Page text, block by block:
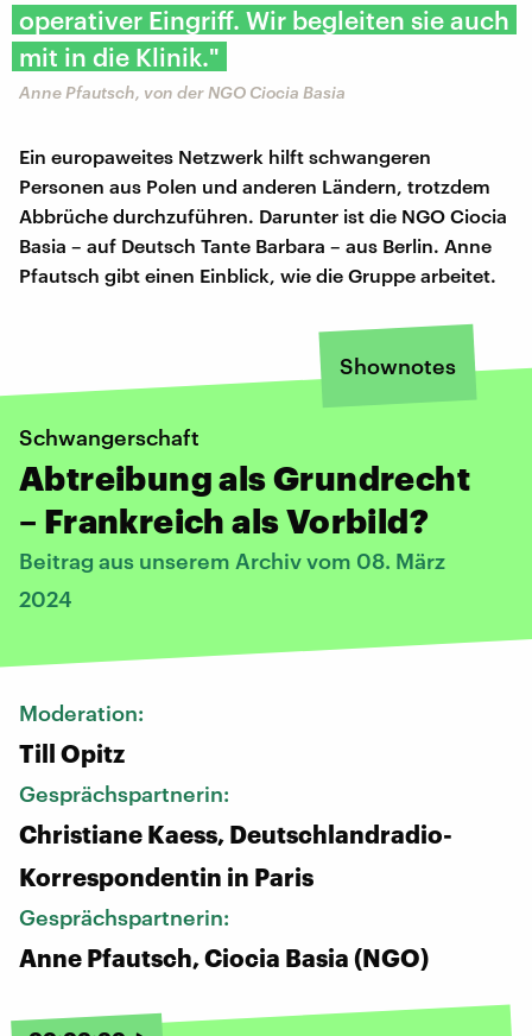
operativer Eingriff. Wir begleiten sie auch
mit in die Klinik."
Anne Pfautsch, von der NGO Ciocia Basia
Ein europaweites Netzwerk hilft schwangeren
Personen aus Polen und anderen Ländern, trotzdem
Abbrüche durchzuführen. Darunter ist die NGO Ciocia
Basia – auf Deutsch Tante Barbara – aus Berlin. Anne
Pfautsch gibt einen Einblick, wie die Gruppe arbeitet.
Shownotes
Schwangerschaft
Abtreibung als Grundrecht
– Frankreich als Vorbild?
Beitrag aus unserem Archiv vom 08. März
2024
Moderation:
Till Opitz
Gesprächspartnerin:
Christiane Kaess, Deutschlandradio-
Korrespondentin in Paris
Gesprächspartnerin:
Anne Pfautsch, Ciocia Basia (NGO)